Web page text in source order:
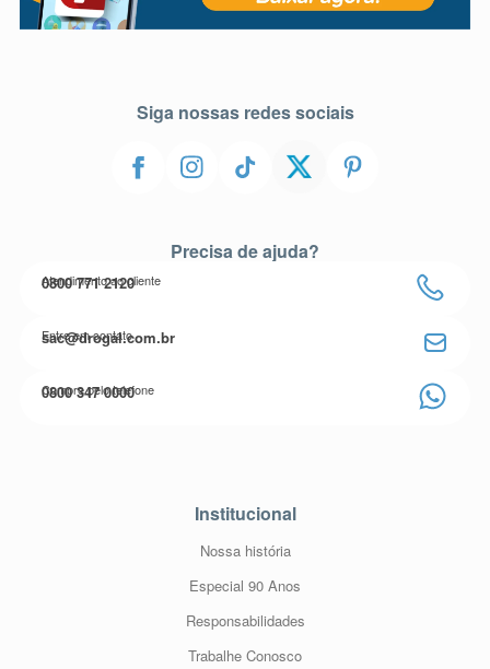
Siga nossas redes sociais
Precisa de ajuda?
Atendimento ao cliente
0800 771 2120
Entre em contato
sac@drogal.com.br
Compre pelo telefone
0800 347 0000
Institucional
Nossa história
Especial 90 Anos
Responsabilidades
Trabalhe Conosco